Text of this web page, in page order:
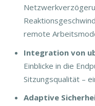
remote
Integration von
Einblicke in die
Sitzungsqualität –
Adaptive